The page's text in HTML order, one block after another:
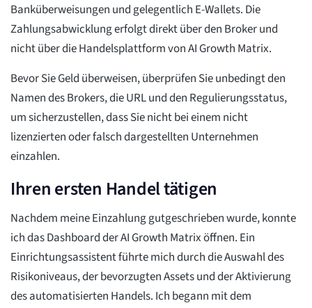
Banküberweisungen und gelegentlich E-Wallets. Die
Zahlungsabwicklung erfolgt direkt über den Broker und
nicht über die Handelsplattform von AI Growth Matrix.
Bevor Sie Geld überweisen, überprüfen Sie unbedingt den
Namen des Brokers, die URL und den Regulierungsstatus,
um sicherzustellen, dass Sie nicht bei einem nicht
lizenzierten oder falsch dargestellten Unternehmen
einzahlen.
Ihren ersten Handel tätigen
Nachdem meine Einzahlung gutgeschrieben wurde, konnte
ich das Dashboard der AI Growth Matrix öffnen. Ein
Einrichtungsassistent führte mich durch die Auswahl des
Risikoniveaus, der bevorzugten Assets und der Aktivierung
des automatisierten Handels. Ich begann mit dem